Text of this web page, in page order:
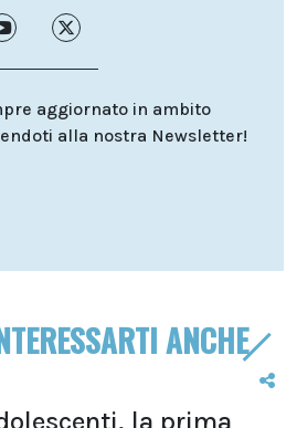
aggiornato in ambito
alla nostra Newsletter!
ANCHE
la prima